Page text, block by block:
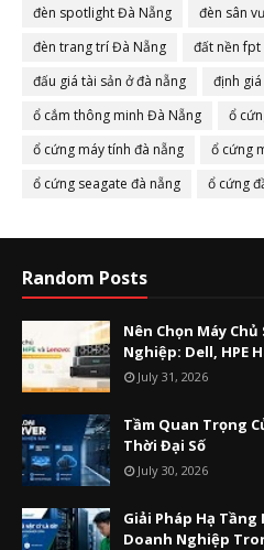
đèn spotlight Đà Nẵng
đèn sân
đèn trang trí Đà Nẵng
đất nền fpt
đấu giá tài sản ở đà nẵng
định
ổ cắm thông minh Đà Nẵng
ổ
ổ cứng máy tính đà nẵng
ổ cứng
ổ cứng seagate đà nẵng
ổ cứng
Random Posts
Nên Chọn Máy
Nghiệp: Dell, HPE
July 31, 2026
Tầm Quan Trọng
Thời Đại Số
July 30, 2026
Giải Pháp Hạ Tầng
Doanh Nghiệp